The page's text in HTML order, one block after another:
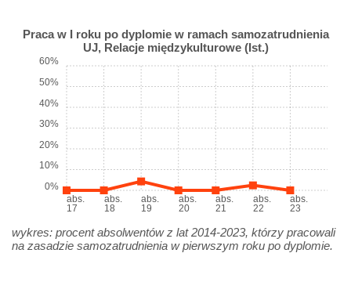
Praca w I roku po dyplomie w ramach samozatrudnienia
UJ, Relacje międzykulturowe (Ist.)
abs.
17
abs.
18
abs.
19
abs.
20
abs.
21
abs.
22
abs.
23
0%
10%
20%
30%
40%
50%
60%
wykres: procent absolwentów z lat 2014-2023, którzy pracowali
na zasadzie samozatrudnienia w pierwszym roku po dyplomie.